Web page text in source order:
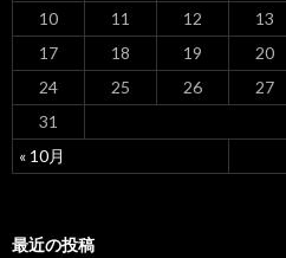
« 10月
10
11 12 13
17
18 19 20
24
25 26 27
31
最近の投稿